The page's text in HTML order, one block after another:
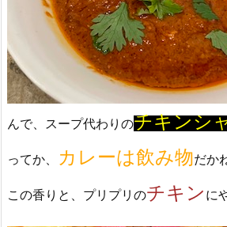
んで、スープ代わりのチキンシ
ってか、 カレーは飲み物だか
この香りと、プリプリのチキン に